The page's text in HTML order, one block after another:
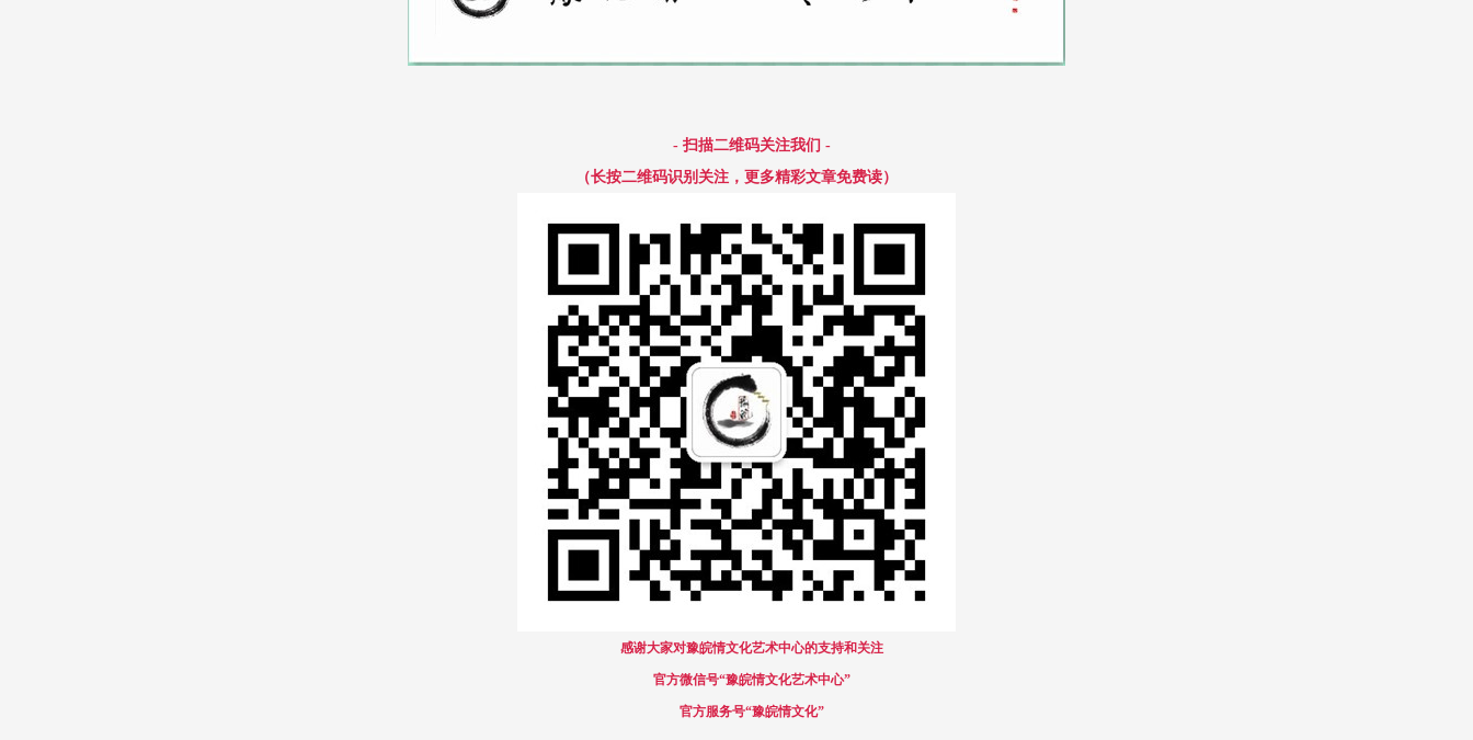
- 扫描二维码关注我们 -
（长按二维码识别关注，更多精彩文章免费读）
感谢大家对豫皖情文化艺术中心的支持和关注
官方微信号“豫皖情文化艺术中心”
官方服务号“豫皖情文化”